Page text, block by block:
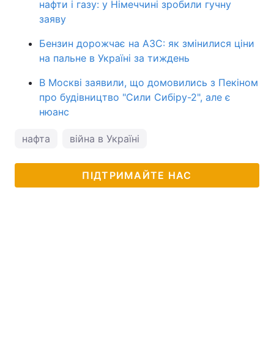
нафти і газу: у Німеччині зробили гучну
заяву
Бензин дорожчає на АЗС: як змінилися ціни
на пальне в Україні за тиждень
В Москві заявили, що домовились з Пекіном
про будівництво "Сили Сибіру-2", але є
нюанс
нафта війна в Україні
ПІДТРИМАЙТЕ НАС